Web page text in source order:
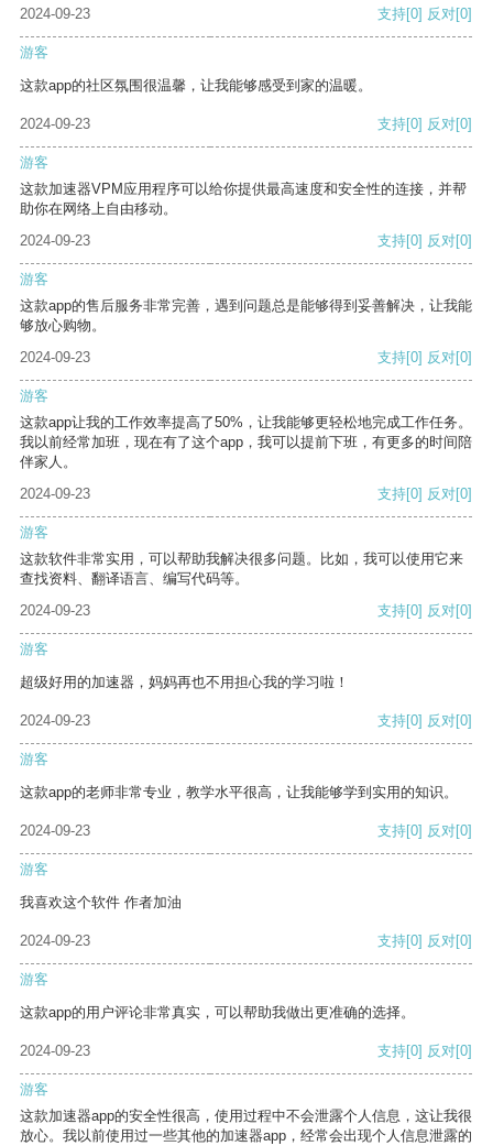
2024-09-23 支持[0] 反对[0]
游客
这款app的社区氛围很温馨，让我能够感受到家的温暖。
2024-09-23 支持[0] 反对[0]
游客
这款加速器VPM应用程序可以给你提供最高速度和安全性的连接，并帮
助你在网络上自由移动。
2024-09-23
支持[0] 反对[0]
游客
这款app的售后服务非常完善，遇到问题总是能够得到妥善解决，让我能
够放心购物。
2024-09-23
支持[0] 反对[0]
游客
这款app让我的工作效率提高了50%，让我能够更轻松地完成工作任务。
我以前经常加班，现在有了这个app，我可以提前下班，有更多的时间陪
伴家人。
2024-09-23
支持[0] 反对[0]
游客
这款软件非常实用，可以帮助我解决很多问题。比如，我可以使用它来
查找资料、翻译语言、编写代码等。
2024-09-23
支持[0] 反对[0]
游客
超级好用的加速器，妈妈再也不用担心我的学习啦！
2024-09-23 支持[0] 反对[0]
游客
这款app的老师非常专业，教学水平很高，让我能够学到实用的知识。
2024-09-23 支持[0] 反对[0]
游客
我喜欢这个软件 作者加油
2024-09-23 支持[0] 反对[0]
游客
这款app的用户评论非常真实，可以帮助我做出更准确的选择。
2024-09-23 支持[0] 反对[0]
游客
这款加速器app的安全性很高，使用过程中不会泄露个人信息，这让我很
放心。我以前使用过一些其他的加速器app，经常会出现个人信息泄露的